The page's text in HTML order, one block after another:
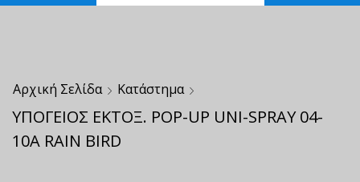
Αρχική Σελίδα Κατάστημα
ΥΠΟΓΕΙΟΣ ΕΚΤΟΞ. ΡΟΡ-UP UNI-SPRAY 04-
10Α RAIN BIRD